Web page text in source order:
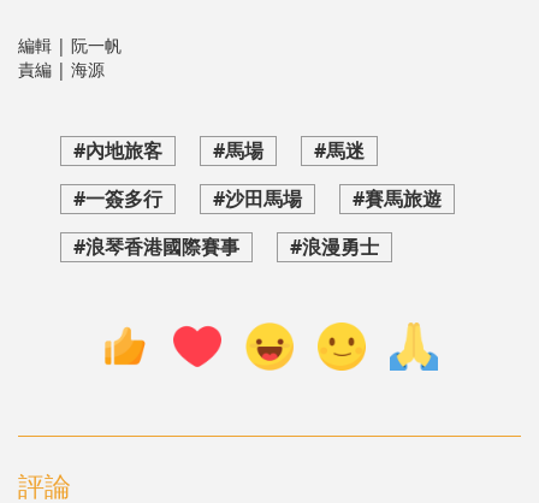
編輯 | 阮一帆
責編 | 海源
#內地旅客 #馬場
#馬迷
#一簽多行
#沙田馬場
#賽馬旅遊
#浪琴香港國際賽事
#浪漫勇士
評論